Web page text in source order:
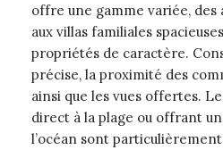
offre une gamme variée,
aux villas familiales
propriétés de caractère.
précise, la proximité des
ainsi que les vues offertes.
direct à la plage ou offrant
l’océan sont